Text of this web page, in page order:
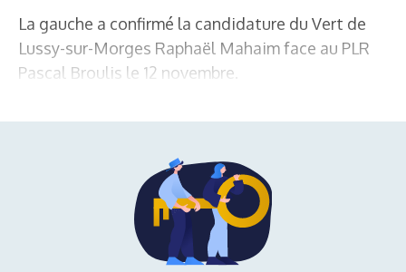
La gauche a confirmé la candidature du Vert de
Lussy-sur-Morges Raphaël Mahaim face au PLR
Pascal Broulis le 12 novembre.